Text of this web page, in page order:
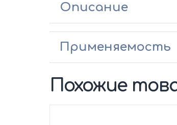
Описание
Применяемость
Похожие